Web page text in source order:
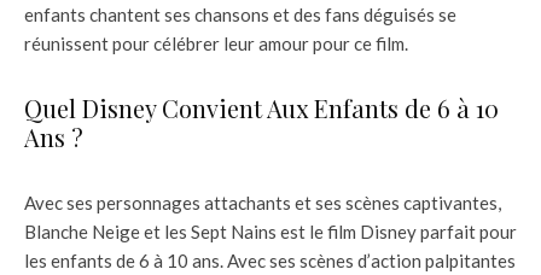
enfants chantent ses chansons et des fans déguisés se
réunissent pour célébrer leur amour pour ce film.
Quel Disney Convient Aux Enfants de 6 à 10
Ans ?
Avec ses personnages attachants et ses scènes captivantes,
Blanche Neige et les Sept Nains est le film Disney parfait pour
les enfants de 6 à 10 ans. Avec ses scènes d’action palpitantes